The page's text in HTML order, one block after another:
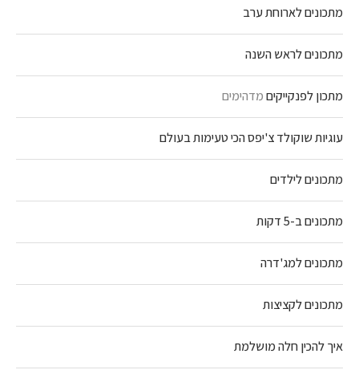
מתכונים לארוחת ערב
מתכונים לראש השנה
מתכון לפנקייקיםמדהימים
עוגיות שוקולד צ'יפס הכי טעימות בעולם
מתכונים לילדים
מתכונים ב-5 דקות
מתכונים למג'דרה
מתכונים לקציצות
איך להכין חלה מושלמת